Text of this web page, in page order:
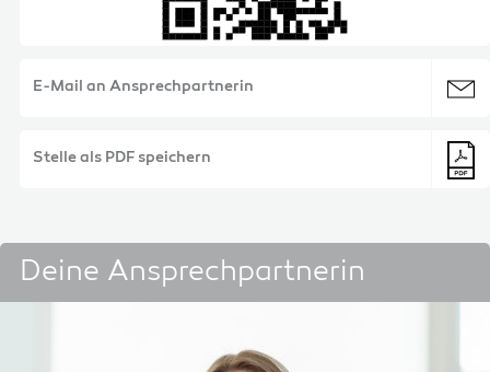
E-Mail an Ansprechpartnerin
Stelle als PDF speichern
Deine Ansprechpartnerin